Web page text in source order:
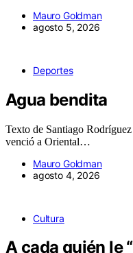
Mauro Goldman
agosto 5, 2026
Deportes
Agua bendita
Texto de Santiago
venció a Oriental…
Mauro Goldman
agosto 4, 2026
Cultura
A cada quién le